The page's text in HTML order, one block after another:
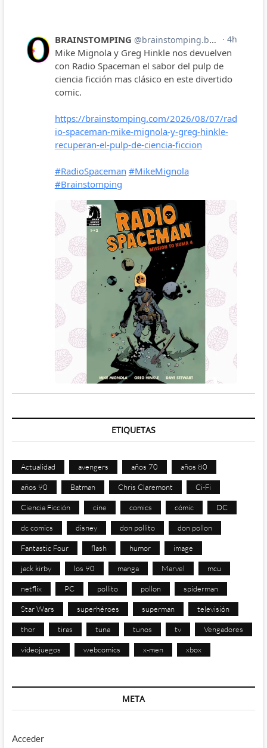
ETIQUETAS
Actualidad avengers años 70 años 80
años 90 Batman Chris Claremont Ci-Fi
Ciencia Ficción cine comics cómic DC
dc comics disney don pollito don pollon
Fantastic Four flash humor image
jack kirby los 90 manga Marvel mcu
netflix PC pollito pollon spiderman
Star Wars superhéroes superman televisión
thor tiras tuna tunos tv Vengadores
videojuegos webcomics x-men xbox
META
Acceder